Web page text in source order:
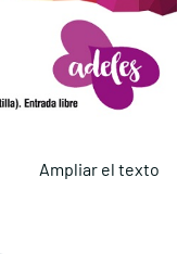
Ampliar el texto